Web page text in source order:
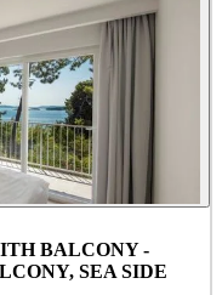
BALCONY -
SEA SIDE